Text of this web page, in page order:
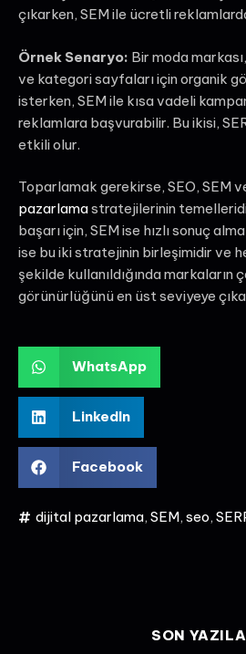
çıkarken, SEM ile ücretli
Örnek Senaryo: Bir moda
ve kategori sayfaları için organik
isterken, SEM ile kısa vadeli
reklamlara başvurabilir. Bu ikisi,
etkili olur.
Toparlamak gerekirse, SEO, SEM
pazarlamastratejilerinin
başarı için, SEM ise hızlı sonuç
ise bu iki stratejinin birleşimidir ve
şekilde kullanıldığında markaların
görünürlüğünü en üst seviyeye
WhatsApp
LinkedIn
Facebook
dijital pazarlama, SEM, seo,
SON